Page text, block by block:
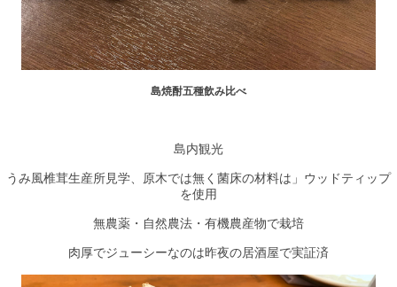
島焼酎五種飲み比べ
島内観光
うみ風椎茸生産所見学、原木では無く菌床の材料は」ウッドティップ
を使用
無農薬・自然農法・有機農産物で栽培
肉厚でジューシーなのは昨夜の居酒屋で実証済